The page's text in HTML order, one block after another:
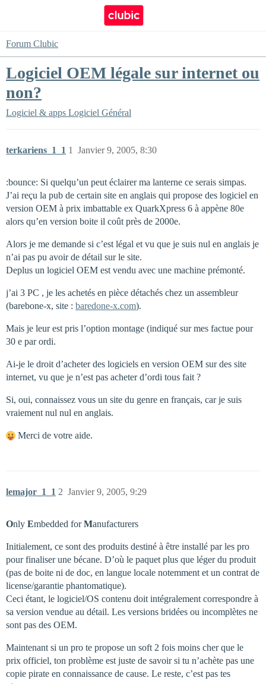
Forum Clubic
Logiciel OEM légale sur internet ou
non?
Logiciel & apps Logiciel Général
terkariens_1_1 Janvier 9, 2005, 8:30
1
:bounce: Si quelqu’un peut éclairer ma lanterne ce serais simpas.
J’ai reçu la pub de certain site en anglais qui propose des logiciel en
version OEM à prix imbattable ex QuarkXpress 6 à appène 80e
alors qu’en version boite il coût près de 2000e.
Alors je me demande si c’est légal et vu que je suis nul en anglais je
n’ai pas pu avoir de détail sur le site.
Deplus un logiciel OEM est vendu avec une machine prémonté.
j’ai 3 PC , je les achetés en pièce détachés chez un assembleur
(barebone-x, site : baredone-x.com).
Mais je leur est pris l’option montage (indiqué sur mes factue pour
30 e par ordi.
Ai-je le droit d’acheter des logiciels en version OEM sur des site
internet, vu que je n’est pas acheter d’ordi tous fait ?
Si, oui, connaissez vous un site du genre en français, car je suis
vraiement nul nul en anglais.
Merci de votre aide.
lemajor_1_1 Janvier 9, 2005, 9:29
2
Only Embedded forManufacturers
Initialement, ce sont des produits destiné à être installé par les pro
pour finaliser une bécane. D’où le paquet plus que léger du produit
(pas de boite ni de doc, en langue locale notemment et un contrat de
license/garantie phantomatique).
Ceci étant, le logiciel/OS contenu doit intégralement correspondre à
sa version vendue au détail. Les versions bridées ou incomplètes ne
sont pas des OEM.
Maintenant si un pro te propose un soft 2 fois moins cher que le
prix officiel, ton problème est juste de savoir si tu n’achète pas une
copie pirate en connaissance de cause. Le reste, c’est pas tes